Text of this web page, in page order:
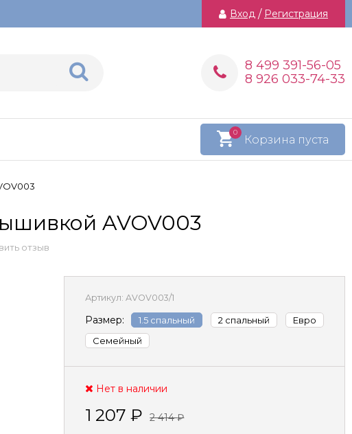
Вход / Регистрация
8 499 391-56-05
8 926 033-74-33
Корзина пуста
0
AVOV003
отзыв
Артикул: AVOV003/1
Размер: 1.5 спальный 2 спальный
Евро
Семейный
Нет в наличии
1 207₽ 2 414₽